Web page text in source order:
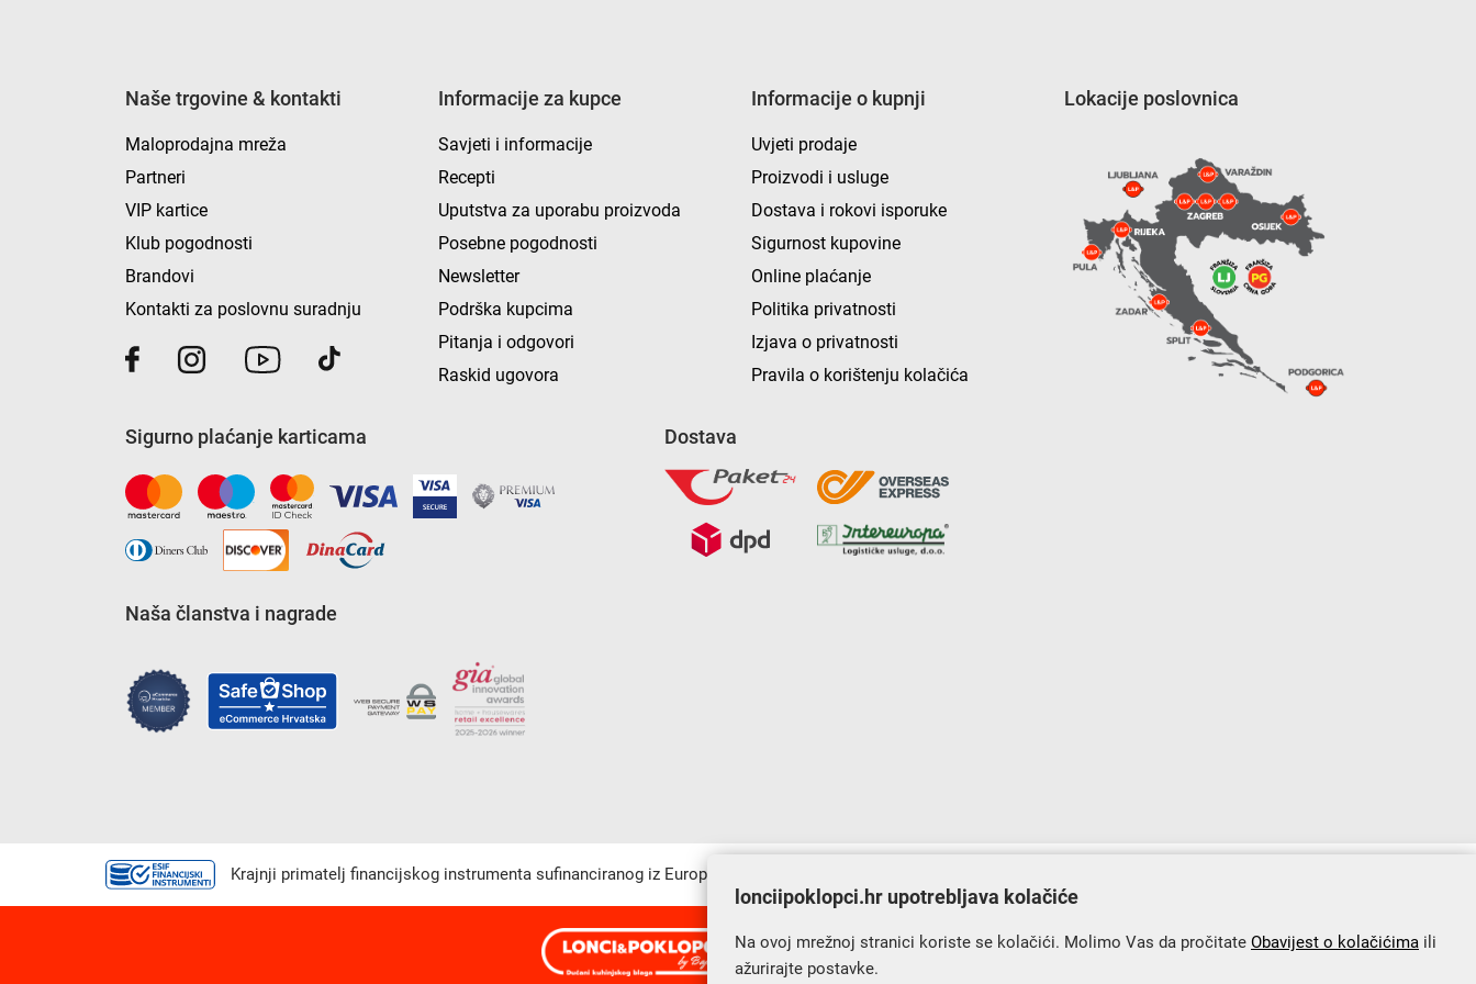
Naše trgovine & kontakti
Maloprodajna mreža
Partneri
VIP kartice
Klub pogodnosti
Brandovi
Kontakti za poslovnu suradnju
Informacije za kupce
Savjeti i informacije
Recepti
Uputstva za uporabu proizvoda
Posebne pogodnosti
Newsletter
Podrška kupcima
Pitanja i odgovori
Raskid ugovora
Informacije o kupnji
Uvjeti prodaje
Proizvodi i usluge
Dostava i rokovi isporuke
Sigurnost kupovine
Online plaćanje
Politika privatnosti
Izjava o privatnosti
Pravila o korištenju kolačića
Lokacije poslovnica
Sigurno plaćanje karticama
Naša članstva i nagrade
Dostava
Krajnji primatelj financijskog instrumenta sufinanciranog iz Europskog fonda za regionalni razvoj u sklopu Operativnog programa „Konkurentnost i kohezija”.
s Vama od 2014. godine!
lonciipoklopci.hr upotrebljava kolačiće
Na ovoj mrežnoj stranici koriste se kolačići. Molimo Vas da pročitate Obavijest o kolačićima ili
ažurirajte postavke.